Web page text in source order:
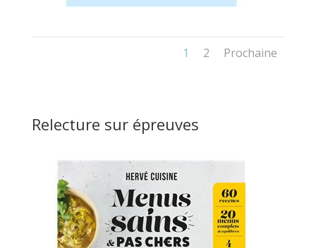
1 2 Prochaine
Relecture sur épreuves